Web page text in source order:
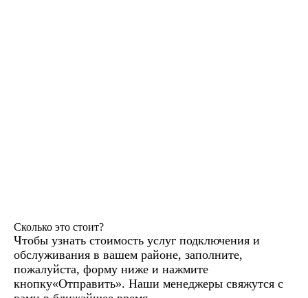
Сколько это стоит?
Чтобы узнать стоимость услуг подключения и
обслуживания в вашем районе, заполните,
пожалуйста, форму ниже и нажмите
кнопку«Отправить». Наши менеджеры свяжутся с